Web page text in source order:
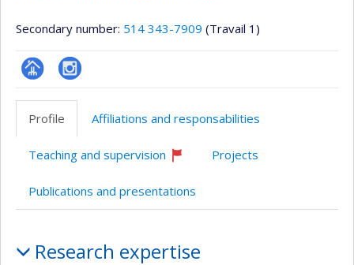
Secondary number: 514 343-7909 (Travail 1)
Page Instagram
Profile
Affiliations and responsabilities
Teaching and supervision
recruiting
Projects
Publications and presentations
Research expertise